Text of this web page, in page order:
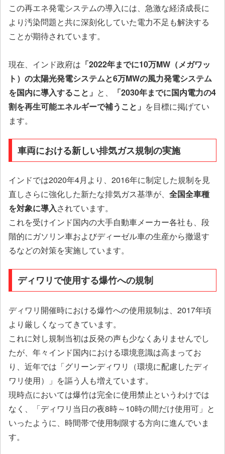
この再エネ発電システムの導入には、急激な経済成長に
より汚染問題と共に深刻化していた電力不足も解決する
ことが期待されています。
現在、インド政府は 「2022年までに10万MW（メガワッ
ト）の太陽光発電システムと6万MWの風力発電システム
を国内に導入すること」 と、
「2030年までに国内電力の4
割を再生可能エネルギーで補うこと」 を目標に掲げてい
ます。
車両における新しい排気ガス規制の実施
インドでは2020年4月より、2016年に制定した規制を見
直しさらに強化した新たな排気ガス基準が、 全国全車種
を対象に導入されています。
これを受けインド国内の大手自動車メーカー各社も、段
階的にガソリン車およびディーゼル車の生産から撤退す
るなどの対策を実施しています。
ディワリで使用する爆竹への規制
ディワリ開催時における爆竹への使用規制は、2017年頃
より厳しくなってきています。
これに対し規制当初は反発の声も少なくありませんでし
たが、年々インド国内における環境意識は高まってお
り、近年では「グリーンディワリ（環境に配慮したディ
ワリ使用）」を謳う人も増えています。
現時点においては爆竹は完全に使用禁止というわけでは
なく、「ディワリ当日の夜8時～10時の間だけ使用可」と
いったように、時間帯で使用制限する方向に進んでいま
す。